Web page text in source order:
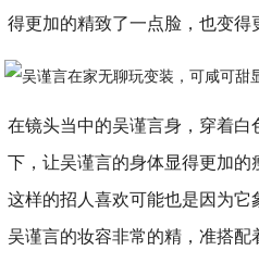
得更加的精致了一点脸，也变得
在镜头当中的吴谨言身，穿着白
下，让吴谨言的身体显得更加的
这样的招人喜欢可能也是因为它
吴谨言的妆容非常的精，准搭配